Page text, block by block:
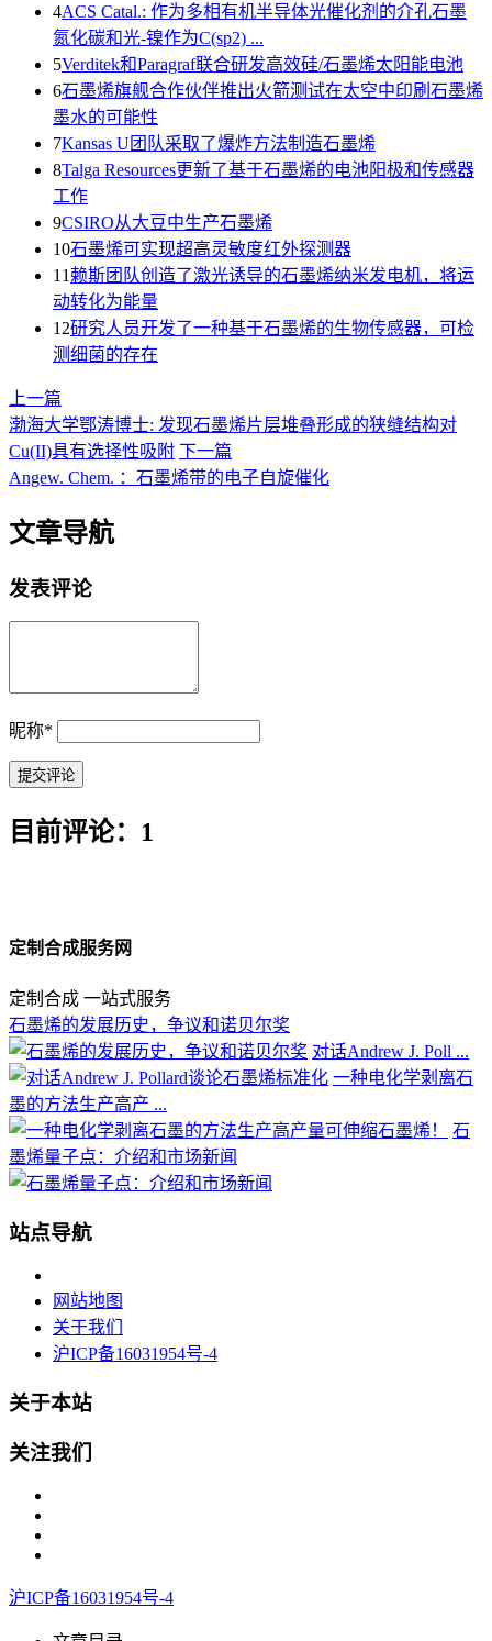
4ACS Catal.: 作为多相有机半导体光催化剂的介孔石墨
氮化碳和光-镍作为C(sp2) ...
5Verditek和Paragraf联合研发高效硅/石墨烯太阳能电池
6石墨烯旗舰合作伙伴推出火箭测试在太空中印刷石墨烯
墨水的可能性
7Kansas U团队采取了爆炸方法制造石墨烯
8Talga Resources更新了基于石墨烯的电池阳极和传感器
工作
9CSIRO从大豆中生产石墨烯
10石墨烯可实现超高灵敏度红外探测器
11赖斯团队创造了激光诱导的石墨烯纳米发电机，将运
动转化为能量
12研究人员开发了一种基于石墨烯的生物传感器，可检
测细菌的存在
上一篇
渤海大学鄂涛博士: 发现石墨烯片层堆叠形成的狭缝结构对
Cu(II)具有选择性吸附 下一篇
Angew. Chem. ：石墨烯带的电子自旋催化
文章导航
发表评论
昵称*
目前评论：1
定制合成服务网
定制合成 一站式服务
石墨烯的发展历史，争议和诺贝尔奖
对话Andrew J. Poll ...
一种电化学剥离石
墨的方法生产高产 ...
石
墨烯量子点：介绍和市场新闻
站点导航
网站地图
关于我们
沪ICP备16031954号-4
关于本站
关注我们
沪ICP备16031954号-4